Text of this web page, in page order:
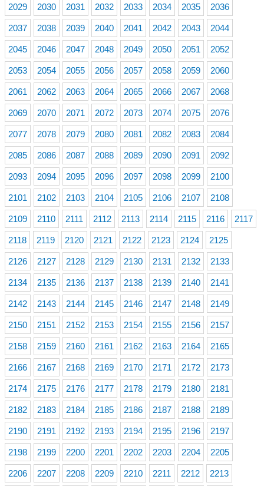
2029 2030 2031 2032 2033 2034 2035 2036
2037 2038 2039 2040 2041 2042 2043 2044
2045 2046 2047 2048 2049 2050 2051 2052
2053 2054 2055 2056 2057 2058 2059 2060
2061 2062 2063 2064 2065 2066 2067 2068
2069 2070 2071 2072 2073 2074 2075 2076
2077 2078 2079 2080 2081 2082 2083 2084
2085 2086 2087 2088 2089 2090 2091 2092
2093 2094 2095 2096 2097 2098 2099 2100
2101 2102 2103 2104 2105 2106 2107 2108
2109 2110 2111 2112 2113 2114 2115 2116 2117
2118 2119 2120 2121 2122 2123 2124 2125
2126 2127 2128 2129 2130 2131 2132 2133
2134 2135 2136 2137 2138 2139 2140 2141
2142 2143 2144 2145 2146 2147 2148 2149
2150 2151 2152 2153 2154 2155 2156 2157
2158 2159 2160 2161 2162 2163 2164 2165
2166 2167 2168 2169 2170 2171 2172 2173
2174 2175 2176 2177 2178 2179 2180 2181
2182 2183 2184 2185 2186 2187 2188 2189
2190 2191 2192 2193 2194 2195 2196 2197
2198 2199 2200 2201 2202 2203 2204 2205
2206 2207 2208 2209 2210 2211 2212 2213